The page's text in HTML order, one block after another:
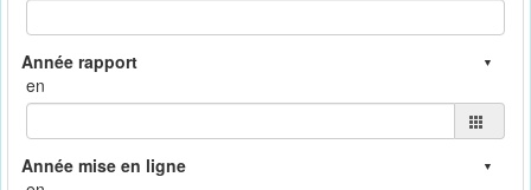
en